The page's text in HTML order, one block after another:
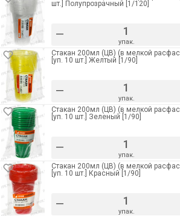
шт.] Полупрозрачный [1/120]
– упак.
Стакан 200мл (ЦВ) (в мелкой
[уп. 10 шт.] Желтый [1/90]
– упак.
Стакан 200мл (ЦВ) (в мелкой
[уп. 10 шт.] Зеленый [1/90]
– упак.
Стакан 200мл (ЦВ) (в мелкой
[уп. 10 шт.] Красный [1/90]
– упак.